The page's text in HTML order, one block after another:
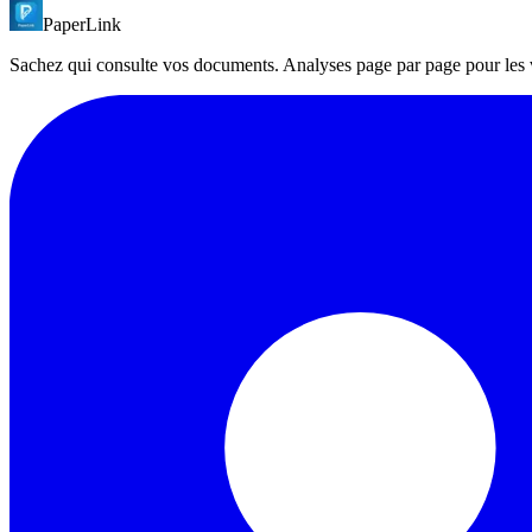
La documentation API complete avec playground interactif est
PaperLink
Sachez qui consulte vos documents. Analyses page par page pour